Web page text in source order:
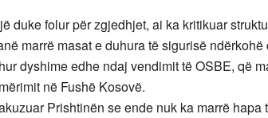
duke folur për zgjedhjet, ai ka kritikuar
marrë masat e duhura të sigurisë
dyshime edhe ndaj vendimit të OSBE, që
në Fushë Kosovë.
Prishtinën se ende nuk ka marrë